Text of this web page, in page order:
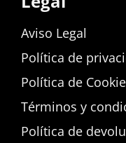
Aviso Legal
Política de
Política de
Términos y
Política de